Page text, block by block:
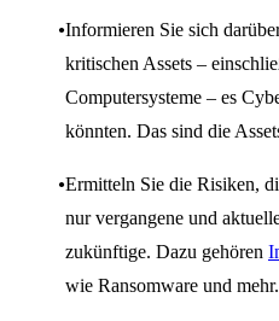
Informieren Sie sich
kritischen Assets –
Computersysteme – es
könnten. Das sind die
Ermitteln Sie die Risiken,
nur vergangene und
zukünftige. Dazu gehören
wie Ransomware und mehr.